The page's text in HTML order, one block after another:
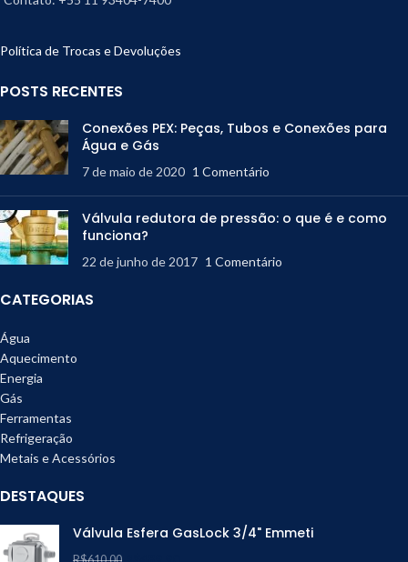
Política de Trocas e Devoluções
POSTS RECENTES
Conexões PEX: Peças, Tubos e Conexões para
Água e Gás
7 de maio de 2020 1 Comentário
Válvula redutora de pressão: o que é e como
funciona?
22 de junho de 2017 1 Comentário
CATEGORIAS
Água
Aquecimento
Energia
Gás
Ferramentas
Refrigeração
Metais e Acessórios
DESTAQUES
Válvula Esfera GasLock 3/4" Emmeti